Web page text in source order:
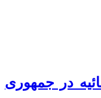
در جمهوری